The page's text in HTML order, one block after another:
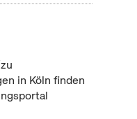
in Köln finden